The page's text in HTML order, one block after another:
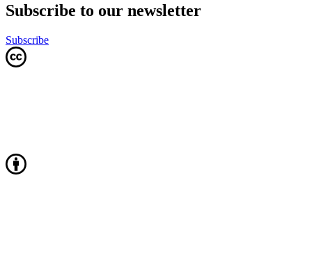
Subscribe to our newsletter
Subscribe